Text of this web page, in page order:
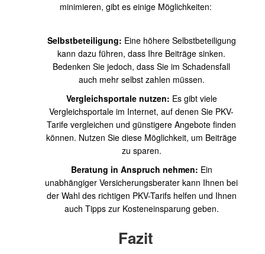
minimieren, gibt es einige Möglichkeiten:
Selbstbeteiligung: Eine höhere Selbstbeteiligung
kann dazu führen, dass Ihre Beiträge sinken.
Bedenken Sie jedoch, dass Sie im Schadensfall
auch mehr selbst zahlen müssen.
Vergleichsportale nutzen: Es gibt viele
Vergleichsportale im Internet, auf denen Sie PKV-
Tarife vergleichen und günstigere Angebote finden
können. Nutzen Sie diese Möglichkeit, um Beiträge
zu sparen.
Beratung in Anspruch nehmen: Ein
unabhängiger Versicherungsberater kann Ihnen bei
der Wahl des richtigen PKV-Tarifs helfen und Ihnen
auch Tipps zur Kosteneinsparung geben.
Fazit